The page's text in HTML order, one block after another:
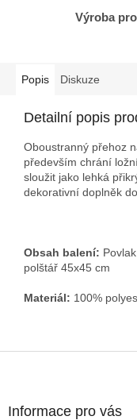
Výroba
Popis Diskuze
Detailní popis
Oboustranný přehoz
především chrání
sloužit jako lehká
dekorativní doplněk
Obsah balení:
polštář 45x45 cm
Materiál: 100%
Informace pro vás